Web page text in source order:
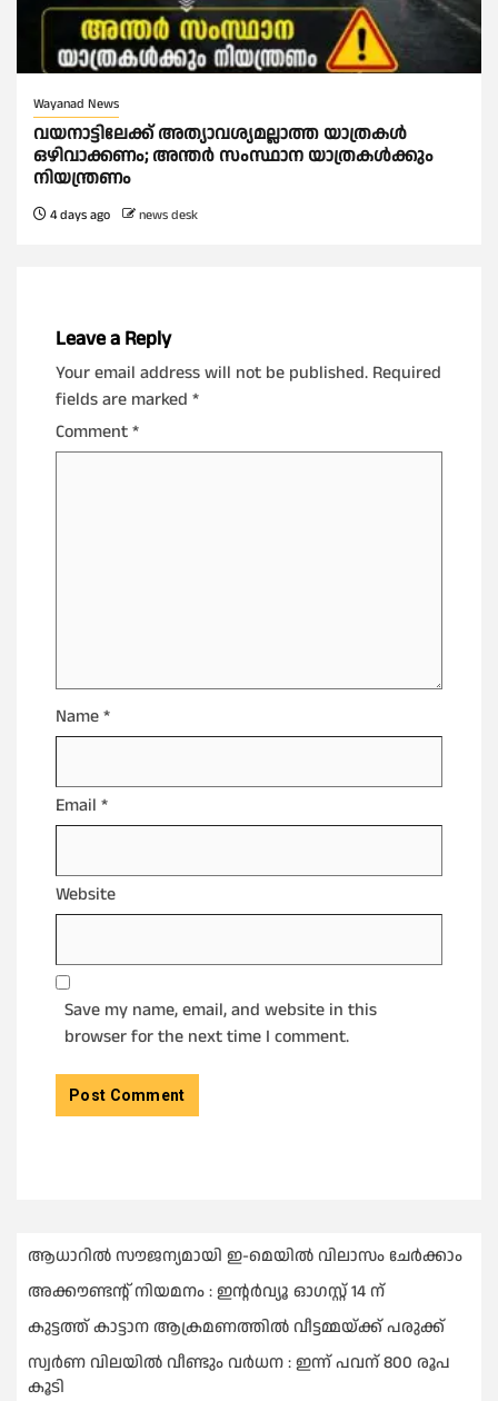
Wayanad News
വയനാട്ടിലേക്ക് അത്യാവശ്യമല്ലാത്ത യാത്രകൾ
ഒഴിവാക്കണം; അന്ത‍ർ സംസ്ഥാന യാത്രകൾക്കും
നിയന്ത്രണം
4 days ago news desk
Leave a Reply
Your email address will not be published. Required
fields are marked *
Comment*
Name*
Email *
Website
Save my name, email, and website in this
browser for the next time I comment.
ആധാറിൽ സൗജന്യമായി ഇ-മെയിൽ വിലാസം ചേർക്കാം
അക്കൗണ്ടന്റ് നിയമനം : ഇൻ്റർവ്യൂ ഓഗസ്റ്റ് 14 ന്
കുട്ടത്ത് കാട്ടാന ആക്രമണത്തിൽ വീട്ടമ്മയ്ക്ക് പരുക്ക്
സ്വർണ വിലയില്‍ വീണ്ടും വർധന : ഇന്ന് പവന് 800 രൂപ
കൂടി